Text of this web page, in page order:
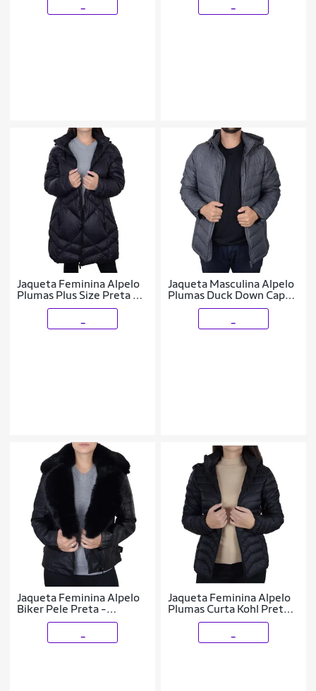
Jaqueta Feminina Alpelo
Plumas Plus Size Preta -
205000
Jaqueta Masculina Alpelo
Plumas Duck Down Capuz
Cinza Mescla - 402001
Jaqueta Feminina Alpelo
Biker Pele Preta -
403000
Jaqueta Feminina Alpelo
Plumas Curta Kohl Preta -
402001